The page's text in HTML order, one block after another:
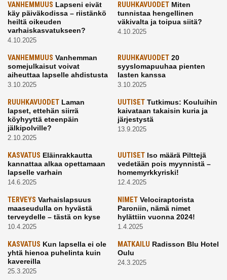
VANHEMMUUS Lapseni eivät
käy päiväkodissa – riistänkö
heiltä oikeuden
varhaiskasvatukseen?
4.10.2025
RUUHKAVUODETMiten
tunnistaa hengellinen
väkivalta ja toipua siitä?
4.10.2025
VANHEMMUUS Vanhemman
somejulkaisut voivat
aiheuttaa lapselle ahdistusta
3.10.2025
RUUHKAVUODET20
syyslomapuuhaa pienten
lasten kanssa
3.10.2025
RUUHKAVUODET Laman
lapset, ettehän siirrä
köyhyyttä eteenpäin
jälkipolville?
2.10.2025
UUTISETTutkimus: Kouluihin
kaivataan takaisin kuria ja
järjestystä
13.9.2025
KASVATUS Eläinrakkautta
kannattaa alkaa opettamaan
lapselle varhain
14.6.2025
UUTISETIso määrä Pilttejä
vedetään pois myynnistä –
homemyrkkyriski!
12.4.2025
TERVEYS Varhaislapsuus
maaseudulla on hyvästä
terveydelle – tästä on kyse
10.4.2025
NIMETVelociraptorista
Paroniin, nämä nimet
hylättiin vuonna 2024!
1.4.2025
KASVATUS Kun lapsella ei ole
yhtä hienoa puhelinta kuin
kavereilla
25.3.2025
MATKAILU Radisson Blu Hotel
Oulu
24.3.2025